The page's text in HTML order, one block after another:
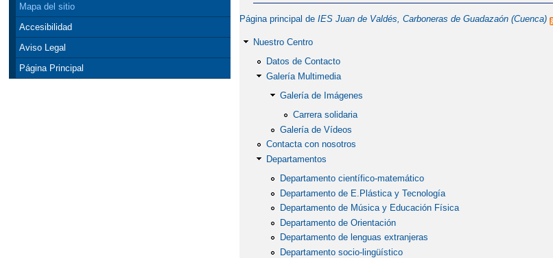
Mapa del sitio
Accesibilidad
Aviso Legal
Página Principal
Página principal de IES Juan de Valdés, Carboneras de Guadazaón (Cuenca)
Nuestro Centro
Datos de Contacto
Galería Multimedia
Galería de Imágenes
Carrera solidaria
Galería de Vídeos
Contacta con nosotros
Departamentos
Departamento científico-matemático
Departamento de E.Plástica y Tecnología
Departamento de Música y Educación Física
Departamento de Orientación
Departamento de lenguas extranjeras
Departamento socio-lingüístico